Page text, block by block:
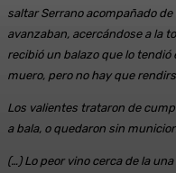
saltar Serrano acompañado
avanzaban, acercándose a la
recibió un balazo que lo tendió
muero, pero no hay que
Los valientes trataron de
a bala, o quedaron sin
(…) Lo peor vino cerca de la